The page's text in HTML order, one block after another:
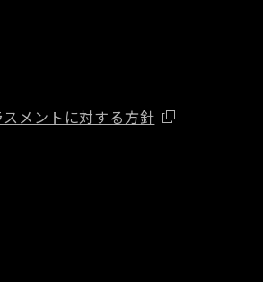
メントに対する方針